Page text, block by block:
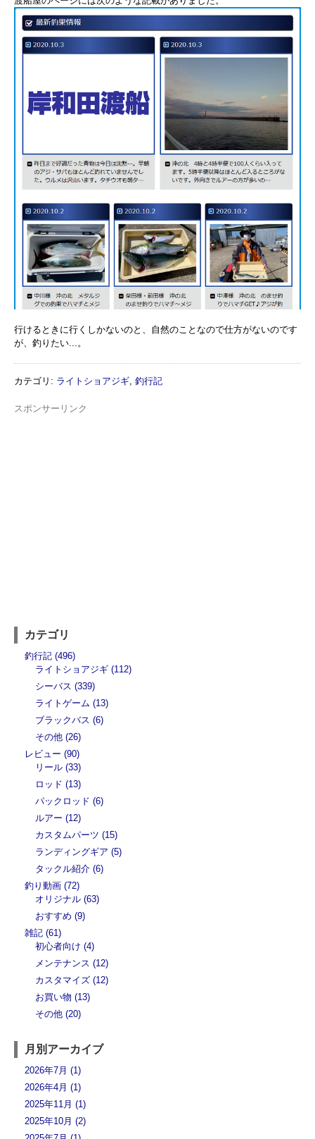
行けるときに行くしかないのと、自然のことなので仕方がないのです
が、釣りたい...。
カテゴリ : ライトショアジギ, 釣行記
スポンサーリンク
カテゴリ
釣行記 (496)
ライトショアジギ (112)
シーバス (339)
ライトゲーム (13)
ブラックバス (6)
その他 (26)
レビュー (90)
リール (33)
ロッド (13)
パックロッド (6)
ルアー (12)
カスタムパーツ (15)
ランディングギア (5)
タックル紹介 (6)
釣り動画 (72)
オリジナル (63)
おすすめ (9)
雑記 (61)
初心者向け (4)
メンテナンス (12)
カスタマイズ (12)
お買い物 (13)
その他 (20)
月別アーカイブ
2026年7月 (1)
2026年4月 (1)
2025年11月 (1)
2025年10月 (2)